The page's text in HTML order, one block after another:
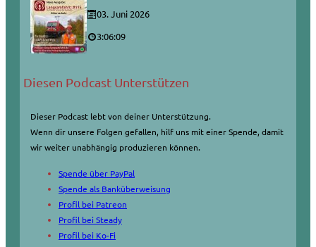
03. Juni 2026
3:06:09
Diesen Podcast Unterstützen
Dieser Podcast lebt von deiner Unterstützung.
Wenn dir unsere Folgen gefallen, hilf uns mit einer Spende, damit
wir weiter unabhängig produzieren können.
Spende über PayPal
Spende als Banküberweisung
Profil bei Patreon
Profil bei Steady
Profil bei Ko-Fi